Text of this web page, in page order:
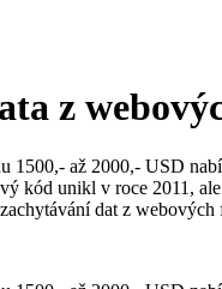
z
1500,- až 2000,- USD
kód unikl v roce 2011,
dat z